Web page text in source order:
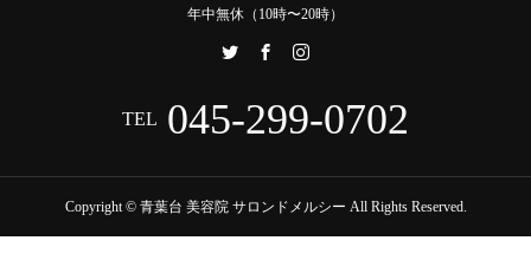
年中無休（10時〜20時）
TEL 045-299-0702
Copyright © 青葉台 美容院 サロンドメルシー All Rights Reserved.